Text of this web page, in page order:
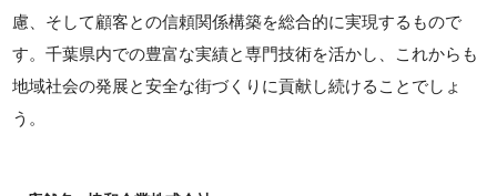
慮、そして顧客との信頼関係構築を総合的に実現するもので
す。千葉県内での豊富な実績と専門技術を活かし、これからも
地域社会の発展と安全な街づくりに貢献し続けることでしょ
う。